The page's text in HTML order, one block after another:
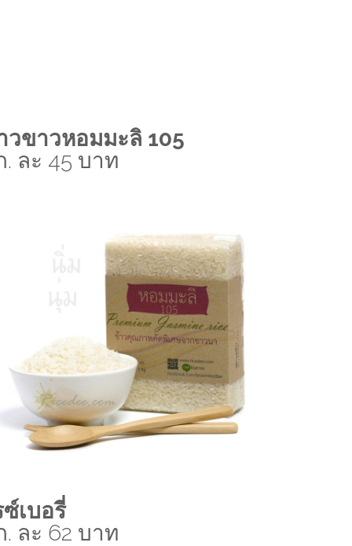
วขาวหอมมะลิ 105
. ละ 45 บาท
ซ์เบอรี่
. ละ 62 บาท